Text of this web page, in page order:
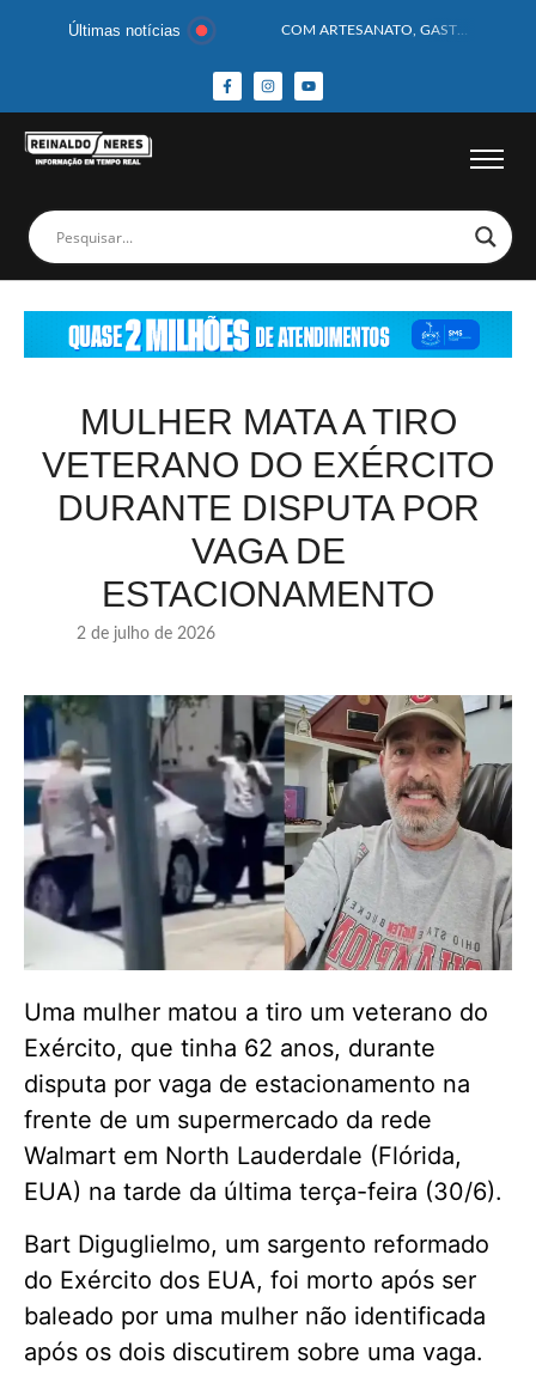
Últimas notícias
HOMEM CAI DE CACHOEIRA DE 40 METROS AO TENTAR FAZER FOTO
CORPOS DAS SEIS VÍTIMAS DE ACIDENTE COM LANCHA SÃO VELADOS; SAIBA COMO FOI
MULHER MATA A TIRO
VETERANO DO EXÉRCITO
DURANTE DISPUTA POR
VAGA DE
ESTACIONAMENTO
2 de julho de 2026
Uma mulher matou a tiro um veterano do
Exército, que tinha 62 anos, durante
disputa por vaga de estacionamento na
frente de um supermercado da rede
Walmart em North Lauderdale (Flórida,
EUA) na tarde da última terça-feira (30/6).
Bart Diguglielmo, um sargento reformado
do Exército dos EUA, foi morto após ser
baleado por uma mulher não identificada
após os dois discutirem sobre uma vaga.